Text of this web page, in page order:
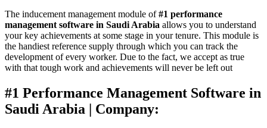
The inducement management module of#1 performance
management software in Saudi Arabia allows you to understand
your key achievements at some stage in your tenure. This module is
the handiest reference supply through which you can track the
development of every worker. Due to the fact, we accept as true
with that tough work and achievements will never be left out
#1 Performance Management Software in
Saudi Arabia | Company: